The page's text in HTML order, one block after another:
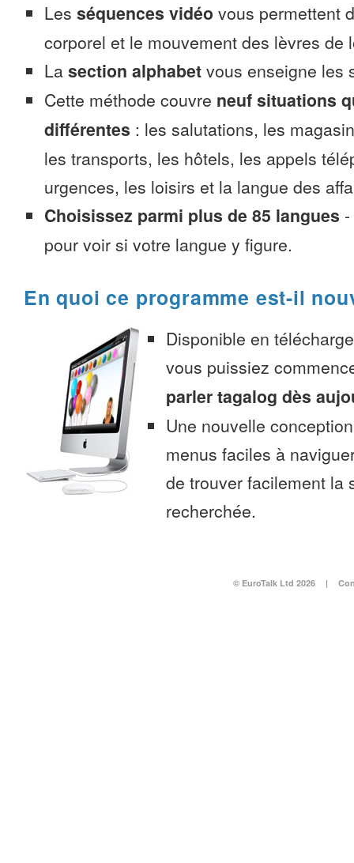
Les séquences vidéo vous permettent
corporel et le mouvement des lèvres de
La section alphabet vous enseigne les
Cette méthode couvre neuf situations
différentes : les salutations, les
les transports, les hôtels, les appels
urgences, les loisirs et la langue des
Choisissez parmi plus de 85 langues -
pour voir si votre langue y figure.
En quoi ce programme est-il
Disponible en
vous puissiez
parler tagalog dès
Une nouvelle
menus faciles à
de trouver facilement la
recherchée.
© EuroTalk Ltd 2026 |